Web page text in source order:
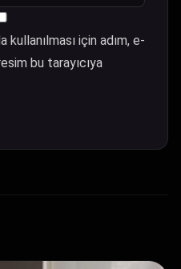
kullanılması için adım, e-
bu tarayıcıya